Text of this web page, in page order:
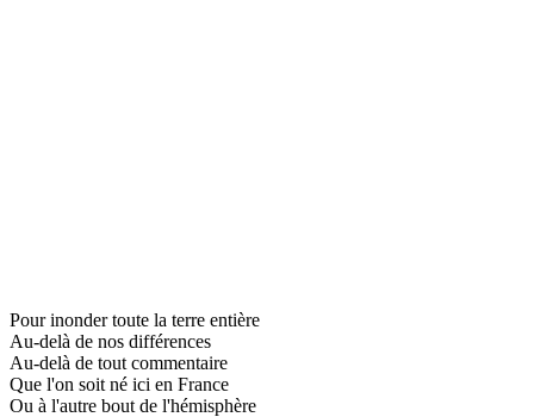
Pour inonder toute la terre entière
Au-delà de nos différences
Au-delà de tout commentaire
Que l'on soit né ici en France
Ou à l'autre bout de l'hémisphère